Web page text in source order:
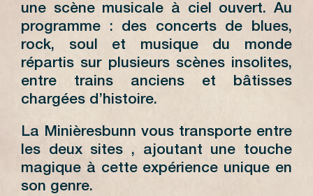
une scène musicale à ciel ouvert. Au
programme : des concerts de blues,
rock, soul et musique du monde
répartis sur plusieurs scènes insolites,
entre trains anciens et bâtisses
chargées d’histoire.
La Minièresbunn vous transporte entre
les deux sites , ajoutant une touche
magique à cette expérience unique en
son genre.